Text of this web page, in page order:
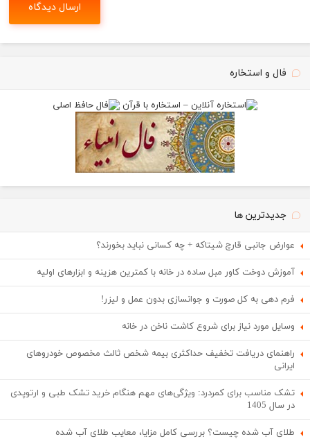
فال و استخاره
جدیدترین ها
عوارض جانبی قارچ شیتاکه + چه کسانی نباید بخورند؟
آموزش دوخت کاور مبل ساده در خانه با کمترین هزینه و ابزارهای اولیه
فرم دهی به کل صورت و جوانسازی بدون عمل و لیزر!
وسایل مورد نیاز برای شروع کاشت ناخن در خانه
راهنمای دریافت تخفیف حداکثری بیمه شخص ثالث مخصوص خودروهای
ایرانی
تشک مناسب برای کمردرد: ویژگی‌های مهم هنگام خرید تشک طبی و ارتوپدی
در سال 1405
طلای آب شده چیست؟ بررسی کامل مزایا، معایب طلای آب شده